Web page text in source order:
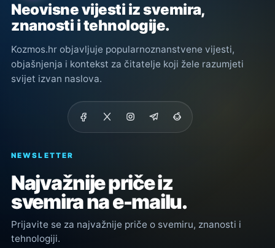
Neovisne vijesti iz svemira,
znanosti i tehnologije.
Kozmos.hr objavljuje popularnoznanstvene vijesti,
objašnjenja i kontekst za čitatelje koji žele razumjeti
svijet izvan naslova.
NEWSLETTER
Najvažnije priče iz
svemira na e-mailu.
Prijavite se za najvažnije priče o svemiru, znanosti i
tehnologiji.